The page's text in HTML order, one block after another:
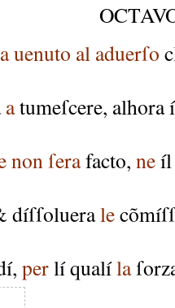
uenuto al aduerſo
atumeſcere, alhora
nonſerafacto, neíl
díſſoluerale
, perlíqualíla